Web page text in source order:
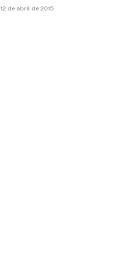
12 de abril de 2015